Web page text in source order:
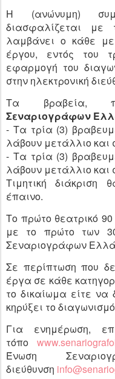
Η (ανώνυμη)
διασφαλίζεται με
λαμβάνει ο κάθε
έργου, εντός του
εφαρμογή του
στην ηλεκτρονική
Τα βραβεία,
Σεναριογράφων
- Τα τρία (3)
λάβουν μετάλλιο και
- Τα τρία (3)
λάβουν μετάλλιο και
Τιμητική διάκριση
έπαινο.
Το πρώτο θεατρικό
με το πρώτο των
Σεναριογράφων
Σε περίπτωση που
έργα σε κάθε
το δικαίωμα είτε
κηρύξει το
Για ενημέρωση,
τόπο
Ένωση
διεύθυνση